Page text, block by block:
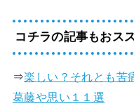
コチラの記事もおス
⇒楽しい？それとも苦
葛藤や思い１１選